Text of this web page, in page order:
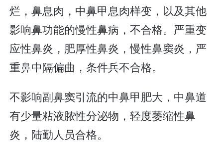
烂，鼻息肉，中鼻甲息肉样变，以及其他
影响鼻功能的慢性鼻病，不合格。严重变
应性鼻炎，肥厚性鼻炎，慢性鼻窦炎，严
重鼻中隔偏曲，条件兵不合格。
不影响副鼻窦引流的中鼻甲肥大，中鼻道
有少量粘液脓性分泌物，轻度萎缩性鼻
炎，陆勤人员合格。